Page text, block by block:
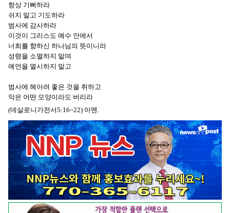
항상 기뻐하라
쉬지 말고 기도하라
범사에 감사하라
이것이 그리스도 예수 안에서
너희를 향하신 하나님의 뜻이니라
성령을 소멸하지 말며
예언을 멸시하지 말고
범사에 헤아려 좋은 것을 취하고
악은 어떤 모양이라도 버리라
(데살로니가전서5:16~22) 아멘.